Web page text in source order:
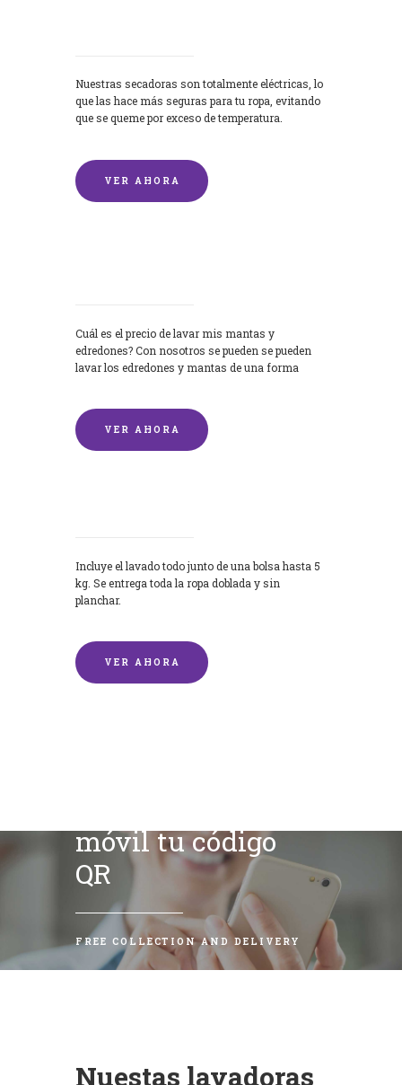
Nuestras secadoras son totalmente eléctricas, lo
que las hace más seguras para tu ropa, evitando
que se queme por exceso de temperatura.
VER AHORA
Cuál es el precio de lavar mis mantas y
edredones? Con nosotros se pueden se pueden
lavar los edredones y mantas de una forma
VER AHORA
Incluye el lavado todo junto de una bolsa hasta 5
kg. Se entrega toda la ropa doblada y sin
planchar.
VER AHORA
móvil tu código
QR
FREE COLLECTION AND DELIVERY
Nuestas lavadoras